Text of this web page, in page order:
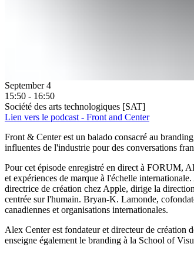
September 4
15:50 - 16:50
Société des arts technologiques [SAT]
Lien vers le podcast - Front and Center
Front & Center est un balado consacré au
influentes de l'industrie pour des conversations
Pour cet épisode enregistré en direct à FORUM,
et expériences de marque à l'échelle
directrice de création chez Apple, dirige la
centrée sur l'humain. Bryan-K. Lamonde,
canadiennes et organisations internationales.
Alex Center est fondateur et directeur de
enseigne également le branding à la School of